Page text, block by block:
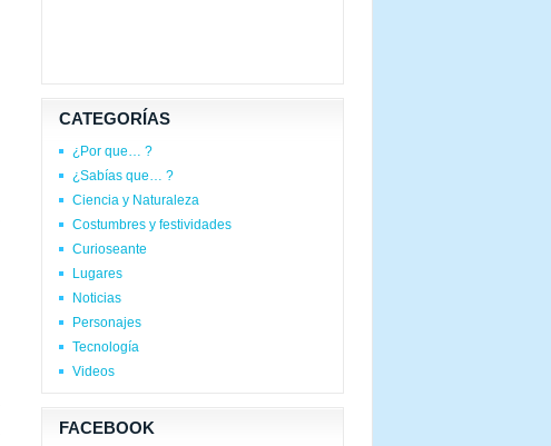
CATEGORÍAS
¿Por que… ?
¿Sabías que… ?
Ciencia y Naturaleza
Costumbres y festividades
Curioseante
Lugares
Noticias
Personajes
Tecnología
Videos
FACEBOOK